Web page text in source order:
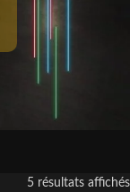
5 résultats affichés